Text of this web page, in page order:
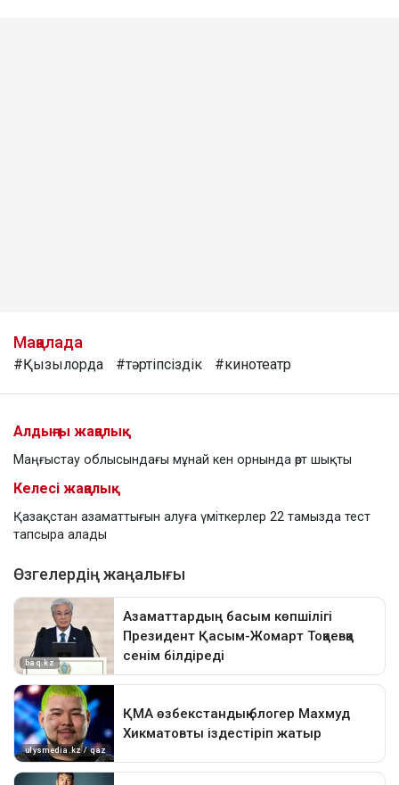
Мақалада
#Қызылорда #тәртіпсіздік #кинотеатр
Алдыңғы жаңалық
Маңғыстау облысындағы мұнай кен орнында өрт шықты
Келесі жаңалық
Қазақстан азаматтығын алуға үміткерлер 22 тамызда тест
тапсыра алады